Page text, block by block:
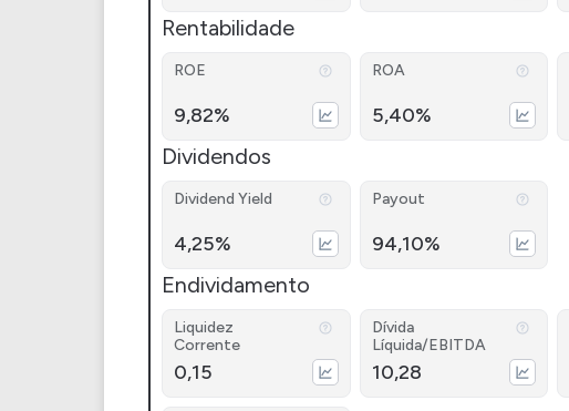
Rentabilidade
ROE
9,82%
ROA
5,40%
Dividendos
Dividend Yield
4,25%
Payout
94,10%
Endividamento
Liquidez
Corrente
0,15
Dívida
Líquida/EBITDA
10,28